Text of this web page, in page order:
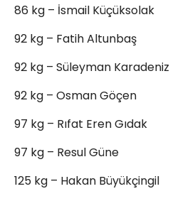
86 kg – İsmail Küçüksolak
92 kg – Fatih Altunbaş
92 kg – Süleyman Karadeniz
92 kg – Osman Göçen
97 kg – Rıfat Eren Gıdak
97 kg – Resul Güne
125 kg – Hakan Büyükçingil